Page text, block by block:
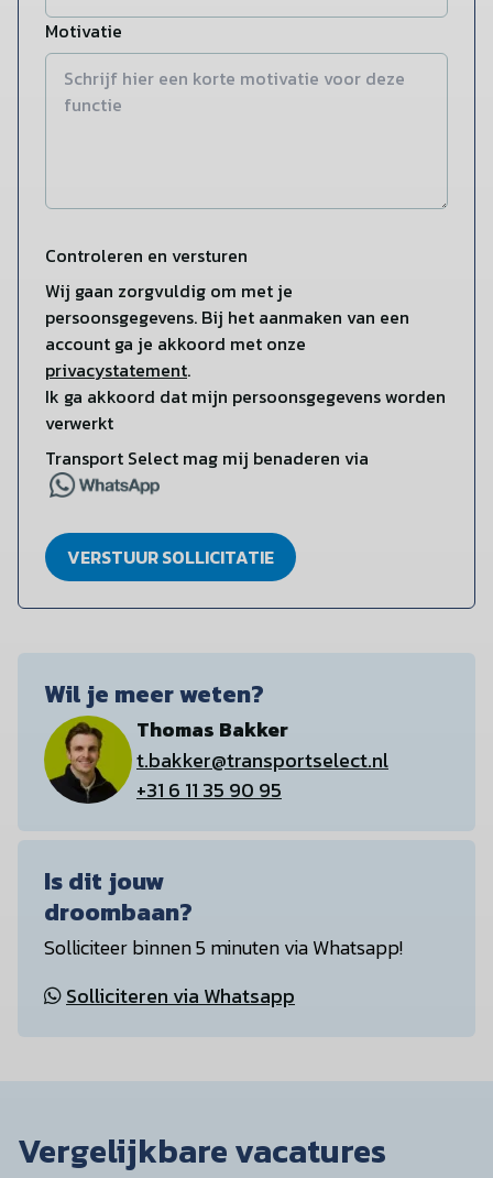
Motivatie
Controleren en versturen
Wij gaan zorgvuldig om met je
persoonsgegevens. Bij het aanmaken van een
account ga je akkoord met onze
privacystatement.
Ik ga akkoord dat mijn persoonsgegevens worden
verwerkt
Transport Select mag mij benaderen via
VERSTUUR SOLLICITATIE
Wil je meer weten?
Thomas Bakker
t.bakker@transportselect.nl
+31 6 11 35 90 95
Is dit jouw
droombaan?
Solliciteer binnen 5 minuten via Whatsapp!
Solliciteren via Whatsapp
Vergelijkbare vacatures